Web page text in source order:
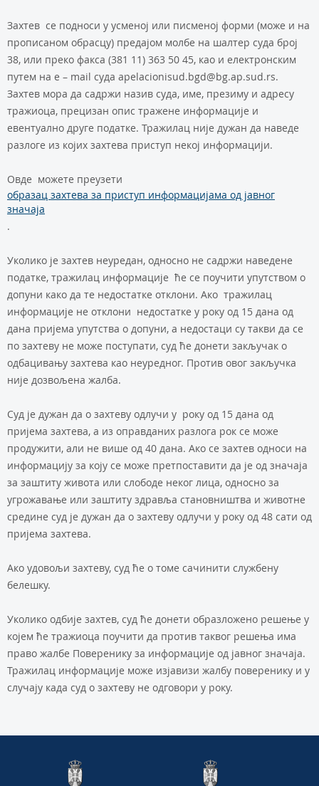
Захтев се подноси у усменој или писменој форми (може и на
прописаном обрасцу) предајом молбе на шалтер суда број
38, или преко факса (381 11) 363 50 45, као и електронским
путем на e – mail суда apelacionisud.bgd@bg.ap.sud.rs.
Захтев мора да садржи назив суда, име, презиму и адресу
тражиоца, прецизан опис тражене информације и
евентуално друге податке. Тражилац није дужан да наведе
разлоге из којих захтева приступ некој информацији.
Овде можете преузети
образац захтева за приступ информацијама од јавног
значаја
.
Уколико је захтев неуредан, односно не садржи наведене
податке, тражилац информације ће се поучити упутством о
допуни како да те недостатке отклони. Ако тражилац
информације не отклони недостатке у року од 15 дана од
дана пријема упутства о допуни, а недостаци су такви да се
по захтеву не може поступати, суд ће донети закључак о
одбацивању захтева као неуредног. Против овог закључка
није дозвољена жалба.
Суд је дужан да о захтеву одлучи у року од 15 дана од
пријема захтева, а из оправданих разлога рок се може
продужити, али не више од 40 дана. Ако се захтев односи на
информацију за коју се може претпоставити да је од значаја
за заштиту живота или слободе неког лица, односно за
угрожавање или заштиту здравља становништва и животне
средине суд је дужан да о захтеву одлучи у року од 48 сати од
пријема захтева.
Ако удовољи захтеву, суд ће о томе сачинити службену
белешку.
Уколико одбије захтев, суд ће донети образложено решење у
којем ће тражиоца поучити да против таквог решења има
право жалбе Поверенику за информације од јавног значаја.
Тражилац информације може изјавизи жалбу поверенику и у
случају када суд о захтеву не одговори у року.